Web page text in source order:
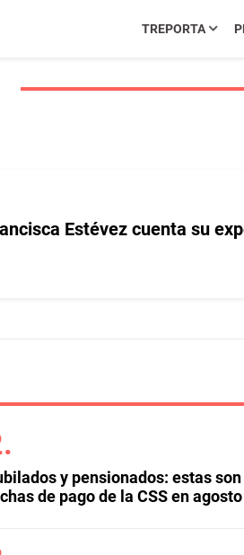
TREPORTA
Estévez cuenta su
y pensionados: estas
de pago de la CSS en